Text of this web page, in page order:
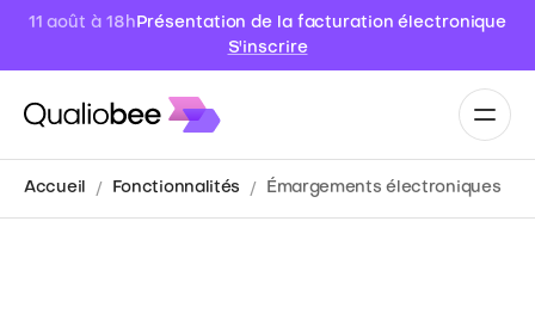
11 août à 18h Présentation de la facturation électronique
S'inscrire
Accueil Fonctionnalités Émargements électroniques